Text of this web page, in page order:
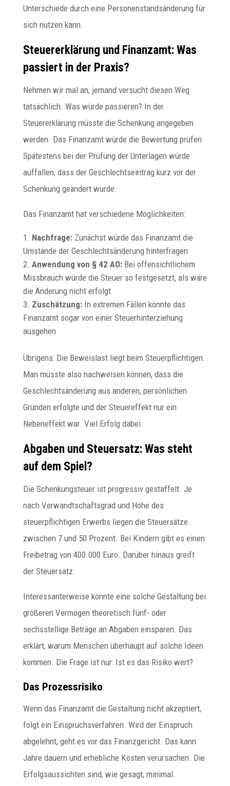
Unterschiede durch eine Personenstandsänderung für
sich nutzen kann.
Steuererklärung und Finanzamt: Was
passiert in der Praxis?
Nehmen wir mal an, jemand versucht diesen Weg
tatsächlich. Was würde passieren? In der
Steuererklärung müsste die Schenkung angegeben
werden. Das Finanzamt würde die Bewertung prüfen.
Spätestens bei der Prüfung der Unterlagen würde
auffallen, dass der Geschlechtseintrag kurz vor der
Schenkung geändert wurde.
Das Finanzamt hat verschiedene Möglichkeiten:
Nachfrage:Zunächst würde das Finanzamt die
Umstände der Geschlechtsänderung hinterfragen
Anwendung von § 42 AO:Bei offensichtlichem
Missbrauch würde die Steuer so festgesetzt, als wäre
die Änderung nicht erfolgt
Zuschätzung:In extremen Fällen könnte das
Finanzamt sogar von einer Steuerhinterziehung
ausgehen
Übrigens: Die Beweislast liegt beim Steuerpflichtigen.
Man müsste also nachweisen können, dass die
Geschlechtsänderung aus anderen, persönlichen
Gründen erfolgte und der Steuereffekt nur ein
Nebeneffekt war. Viel Erfolg dabei.
Abgaben und Steuersatz: Was steht
auf dem Spiel?
Die Schenkungsteuer ist progressiv gestaffelt. Je
nach Verwandtschaftsgrad und Höhe des
steuerpflichtigen Erwerbs liegen die Steuersätze
zwischen 7 und 50 Prozent. Bei Kindern gibt es einen
Freibetrag von 400.000 Euro. Darüber hinaus greift
der Steuersatz.
Interessanterweise könnte eine solche Gestaltung bei
größeren Vermögen theoretisch fünf- oder
sechsstellige Beträge an Abgaben einsparen. Das
erklärt, warum Menschen überhaupt auf solche Ideen
kommen. Die Frage ist nur: Ist es das Risiko wert?
Das Prozessrisiko
Wenn das Finanzamt die Gestaltung nicht akzeptiert,
folgt ein Einspruchsverfahren. Wird der Einspruch
abgelehnt, geht es vor das Finanzgericht. Das kann
Jahre dauern und erhebliche Kosten verursachen. Die
Erfolgsaussichten sind, wie gesagt, minimal.